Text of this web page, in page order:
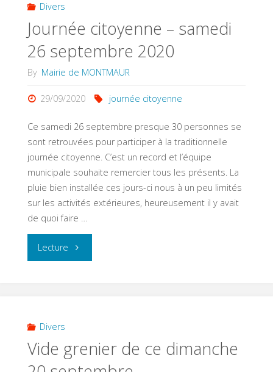
Je
vote,
ma
Région"
Divers
Journée citoyenne – samedi
26 septembre 2020
By Mairie de MONTMAUR
29/09/2020 journée citoyenne
Ce samedi 26 septembre presque 30 personnes se
sont retrouvées pour participer à la traditionnelle
journée citoyenne. C’est un record et l’équipe
municipale souhaite remercier tous les présents. La
pluie bien installée ces jours-ci nous à un peu limités
sur les activités extérieures, heureusement il y avait
de quoi faire …
Lecture "Journée
26
Divers
Vide grenier de ce dimanche